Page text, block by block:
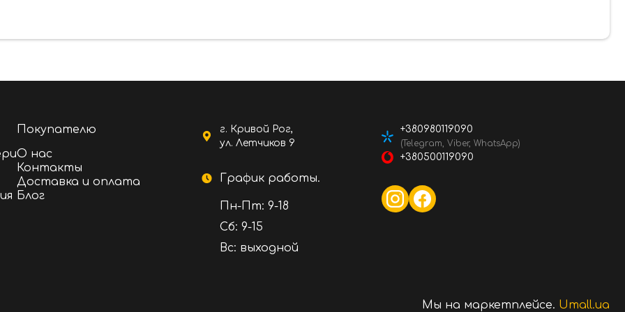
вата
Покупателю
О нас
Контакты
Доставка и оплата
Блог
г. Кривой Рог,
ул. Летчиков 9
График работы.
Пн-Пт: 9-18
Сб: 9-15
Вс: выходной
+380980119090
(Telegram, Viber, WhatsApp)
+380500119090
Мы на маркетплейсе. Umall.ua